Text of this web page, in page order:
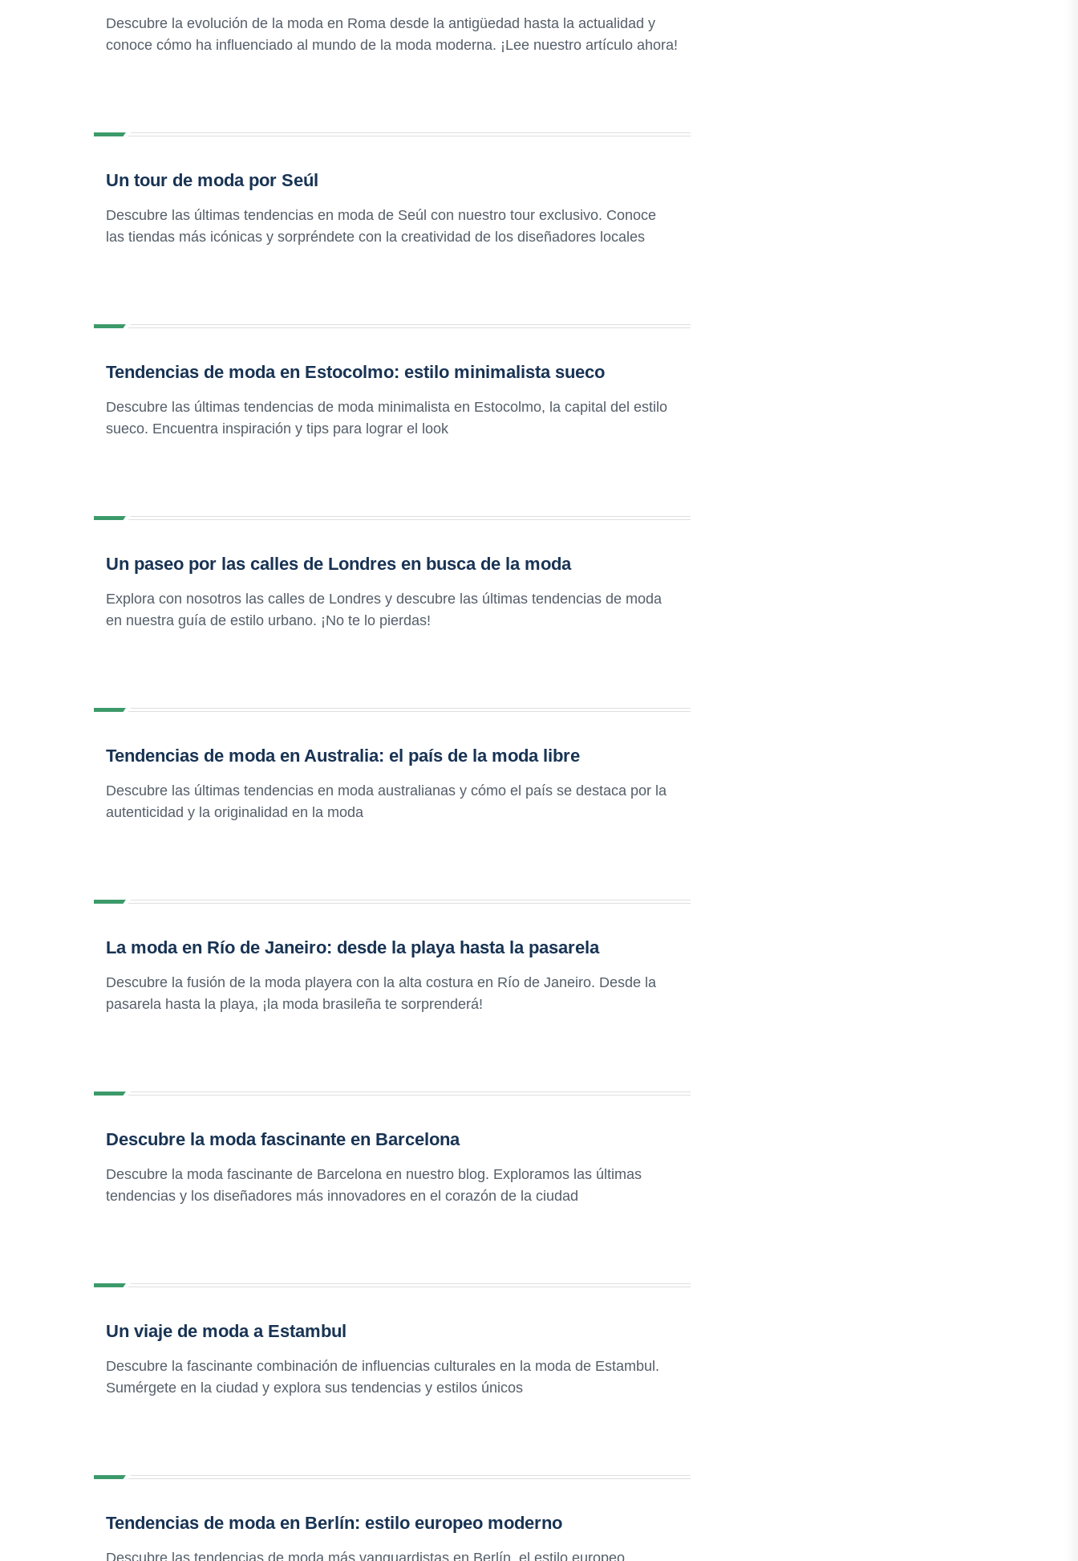
Descubre la evolución de la moda en Roma desde la antigüedad hasta la actualidad y
conoce cómo ha influenciado al mundo de la moda moderna. ¡Lee nuestro artículo ahora!
Un tour de moda por Seúl
Descubre las últimas tendencias en moda de Seúl con nuestro tour exclusivo. Conoce
las tiendas más icónicas y sorpréndete con la creatividad de los diseñadores locales
Tendencias de moda en Estocolmo: estilo minimalista sueco
Descubre las últimas tendencias de moda minimalista en Estocolmo, la capital del estilo
sueco. Encuentra inspiración y tips para lograr el look
Un paseo por las calles de Londres en busca de la moda
Explora con nosotros las calles de Londres y descubre las últimas tendencias de moda
en nuestra guía de estilo urbano. ¡No te lo pierdas!
Tendencias de moda en Australia: el país de la moda libre
Descubre las últimas tendencias en moda australianas y cómo el país se destaca por la
autenticidad y la originalidad en la moda
La moda en Río de Janeiro: desde la playa hasta la pasarela
Descubre la fusión de la moda playera con la alta costura en Río de Janeiro. Desde la
pasarela hasta la playa, ¡la moda brasileña te sorprenderá!
Descubre la moda fascinante en Barcelona
Descubre la moda fascinante de Barcelona en nuestro blog. Exploramos las últimas
tendencias y los diseñadores más innovadores en el corazón de la ciudad
Un viaje de moda a Estambul
Descubre la fascinante combinación de influencias culturales en la moda de Estambul.
Sumérgete en la ciudad y explora sus tendencias y estilos únicos
Tendencias de moda en Berlín: estilo europeo moderno